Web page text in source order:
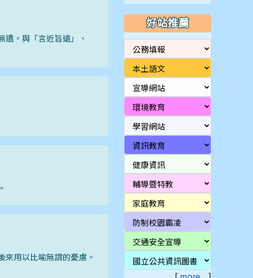
。與「言近旨遠」、
用以比喻無謂的憂慮。
好站推薦